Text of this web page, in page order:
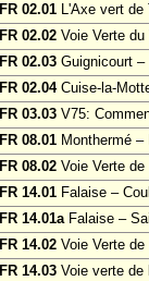
FR 02.01 L'Axe vert
FR 02.02 Voie Verte
FR 02.03 Guignicourt
FR 02.04Cuise-la-
FR 03.03 V75:
FR 08.01 Monthermé
FR 08.02 Voie Verte
FR 14.01 Falaise –
FR 14.01aFalaise –
FR 14.02 Voie Verte
FR 14.03 Voie verte de